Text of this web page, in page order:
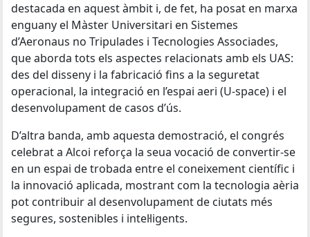
destacada en aquest àmbit i, de fet, ha posat en marxa
enguany el Màster Universitari en Sistemes
d’Aeronaus no Tripulades i Tecnologies Associades,
que aborda tots els aspectes relacionats amb els UAS:
des del disseny i la fabricació fins a la seguretat
operacional, la integració en l’espai aeri (U-space) i el
desenvolupament de casos d’ús.
D’altra banda, amb aquesta demostració, el congrés
celebrat a Alcoi reforça la seua vocació de convertir-se
en un espai de trobada entre el coneixement científic i
la innovació aplicada, mostrant com la tecnologia aèria
pot contribuir al desenvolupament de ciutats més
segures, sostenibles i intel·ligents.